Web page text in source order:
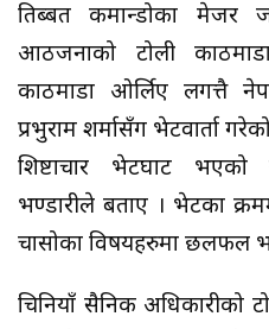
तिब्बत कमान्डोका मेजर
आठजनाको टोली
काठमाडौं ओर्लिए लगत्तै
प्रभुराम शर्मासँग भेटवार्ता
शिष्टाचार भेटघाट भएको
भण्डारीले बताए । भेटका
चासोका विषयहरुमा छलफल
चिनियाँ सैनिक अधिकारीको